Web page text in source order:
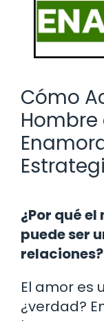
Cómo
Hombre
¿Por qué
puede ser
relaciones?
El amor es
¿verdad?